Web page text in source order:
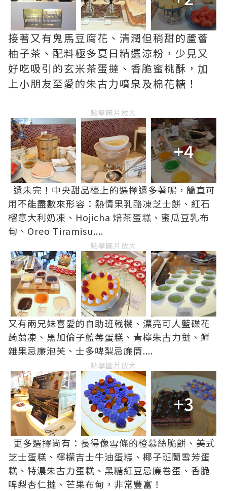
接著又有鬼馬豆腐花、清潤但稍甜的蘆薈
柚子茶、配料極多夏日精選涼粉，少見又
好吃吸引的玄米茶蛋撻、香脆蜜桃酥，加
上小朋友至愛的朱古力噴泉及棉花糖！
點擊圖片放大
+4
還未完！中央甜品檯上的選擇還多著呢，簡直可
用不能盡數來形容：熱情果乳酪凍芝士餅、紅石
榴意大利奶凍、Hojicha 焙茶蛋糕、蜜瓜豆乳布
甸、Oreo Tiramisu....
點擊圖片放大
又有兩兄妹喜愛的自助班戟機、漂亮可人藍碟花
蒟蒻凍、黑加倫子藍莓蛋糕、青檸朱古力撻、鮮
雜果忌廉泡芙、士多啤梨忌廉筒....
點擊圖片放大
+3
更多選擇尚有：長得像雪條的橙慕絲脆餅、美式
芝士蛋糕、檸檬吉士牛油蛋糕、椰子班蘭雪芳蛋
糕、特濃朱古力蛋糕、黑糖紅豆忌廉卷蛋、香脆
啤梨杏仁撻、芒果布甸，非常豐富！